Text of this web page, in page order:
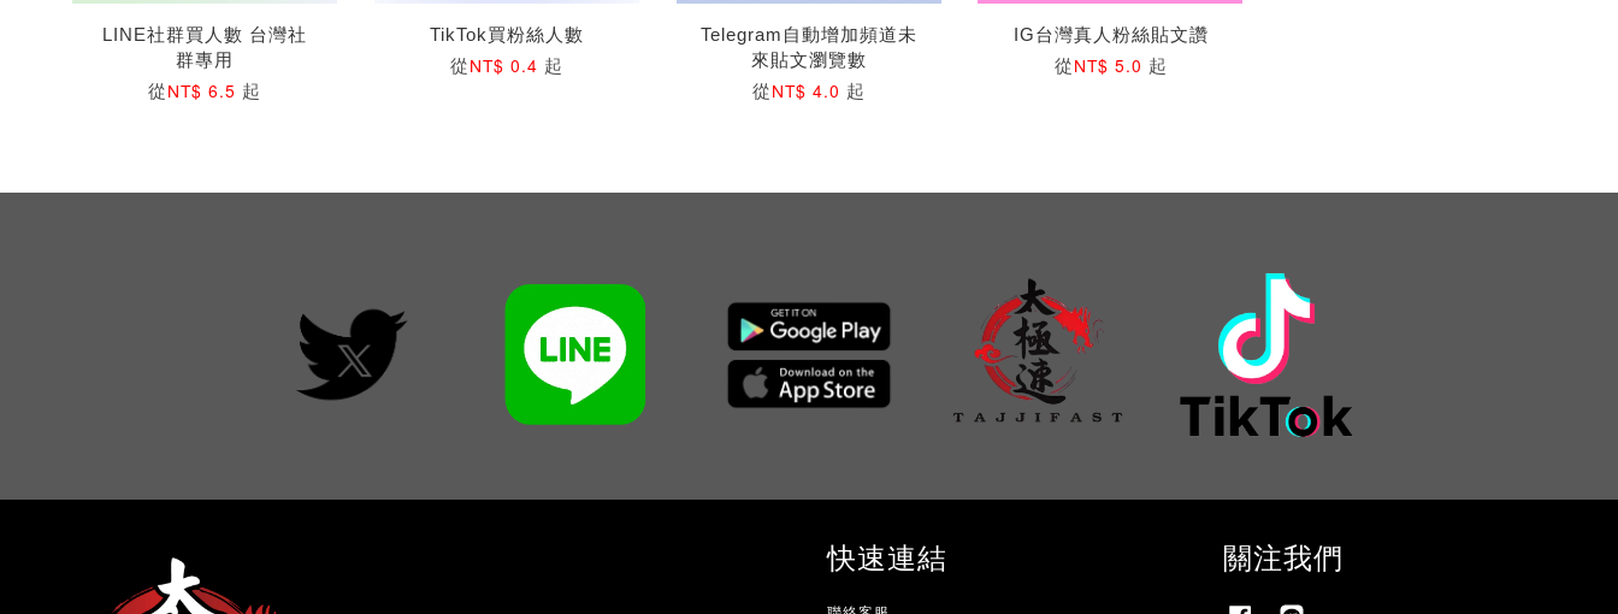
LINE社群買人數 台灣社
群專用
從NT$ 6.5 起
TikTok買粉絲人數
從NT$ 0.4 起
Telegram自動增加頻道未
來貼文瀏覽數
從NT$ 4.0 起
IG台灣真人粉絲貼文讚
從NT$ 5.0 起
快速連結 關注我們